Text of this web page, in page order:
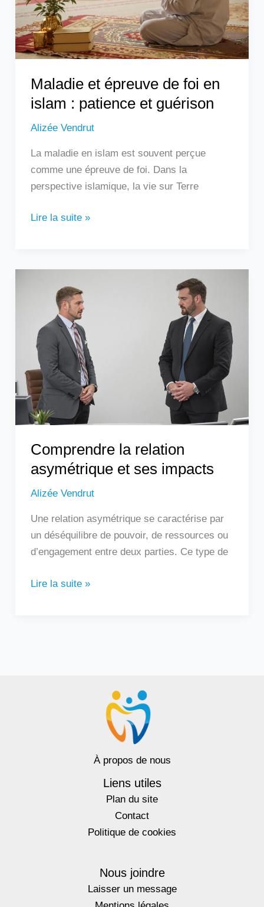
Maladie et épreuve de foi en
islam : patience et guérison
Alizée Vendrut
La maladie en islam est souvent perçue
comme une épreuve de foi. Dans la
perspective islamique, la vie sur Terre
islam
:
patience
et
guérison
Lire la suite »
Comprendre la relation
asymétrique et ses impacts
Alizée Vendrut
Une relation asymétrique se caractérise par
un déséquilibre de pouvoir, de ressources ou
d’engagement entre deux parties. Ce type de
relation
asymétrique
et
ses
impacts
Lire la suite »
À propos de nous
Liens utiles
Plan du site
Contact
Politique de cookies
Nous joindre
Laisser un message